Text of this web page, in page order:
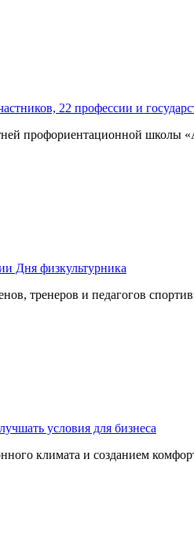
22 профессии и
профориентационной школы
Дня физкультурника
тренеров и педагогов
условия для бизнеса
климата и созданием